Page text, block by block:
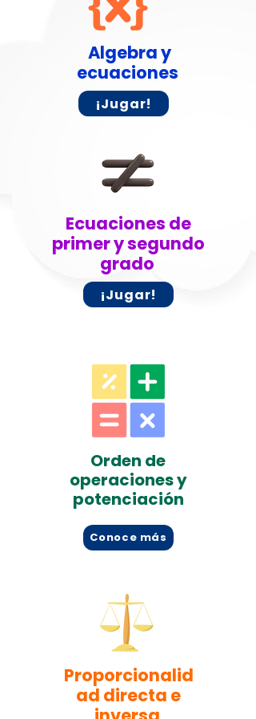
Algebra y
ecuaciones
¡Jugar!
Ecuaciones de
primer y segundo
grado
¡Jugar!
Orden de
operaciones y
potenciación
Conoce más
Proporcionalid
ad directa e